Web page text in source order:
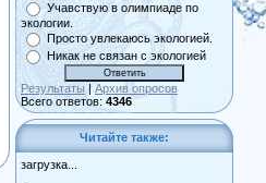
Учавствую в олимпиаде по
экологии.
Просто увлекаюсь экологией.
Никак не связан с экологией
Результаты | Архив опросов
Всего ответов: 4346
Читайте также:
загрузка...